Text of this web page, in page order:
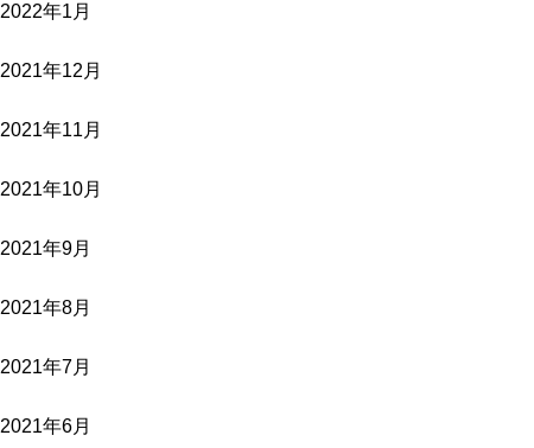
2022年1月
2021年12月
2021年11月
2021年10月
2021年9月
2021年8月
2021年7月
2021年6月